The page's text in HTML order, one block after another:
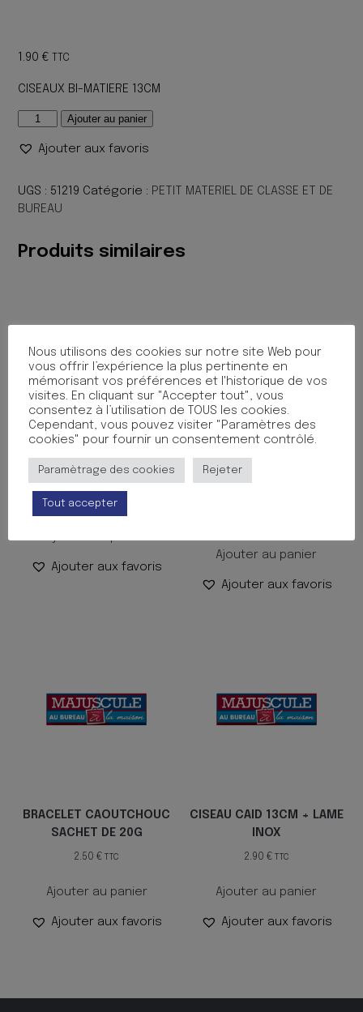
1.90€ TTC
CISEAUX BI-MATIERE 13CM
quantité
CISEAUX
MATIERE
13CM
Ajouter au panier
Ajouter aux favoris
UGS : 51219 Catégorie : PETIT MATERIEL DE CLASSE ET DE
BUREAU
Produits similaires
CISEAUX CAID GAUCHER
15CM
2.90€ TTC
Ajouter aux favoris
CISEAUX A CRANTER +
Ajouter au panier
Ajouter aux favoris
BRACELET CAOUTCHOUC
SACHET DE 20G
2.50€ TTC
Ajouter au panier
Ajouter aux favoris
CISEAU CAID 13CM + LAME
INOX
2.90 € TTC
Ajouter au panier
Ajouter aux favoris
Nous utilisons des cookies sur notre site Web pour
vous offrir l’expérience la plus pertinente en
mémorisant vos préférences et l'historique de vos
visites. En cliquant sur "Accepter tout", vous
consentez à l’utilisation de TOUS les cookies.
Cependant, vous pouvez visiter "Paramètres des
cookies" pour fournir un consentement contrôlé.
Paramètrage des cookies Rejeter
Tout accepter